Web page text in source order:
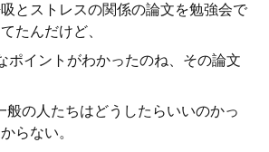
とストレスの関係の論文を勉強会で
たんだけど、
ポイントがわかったのね、その論文
般の人たちはどうしたらいいのかっ
らない。